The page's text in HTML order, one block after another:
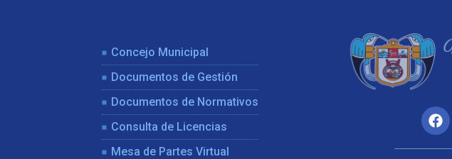
Concejo Municipal
Documentos de Gestión
Documentos de Normativos
Consulta de Licencias
Mesa de Partes Virtual